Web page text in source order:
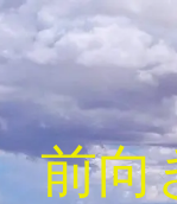
前向